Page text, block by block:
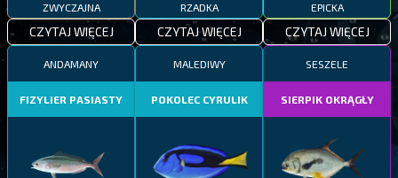
ZWYCZAJNA
CZYTAJ WIĘCEJ
RZADKA
CZYTAJ WIĘCEJ
EPICKA
CZYTAJ WIĘCEJ
ANDAMANY
FIZYLIER PASIASTY
MALEDIWY
POKOLEC CYRULIK
SESZELE
SIERPIK OKRĄGŁY